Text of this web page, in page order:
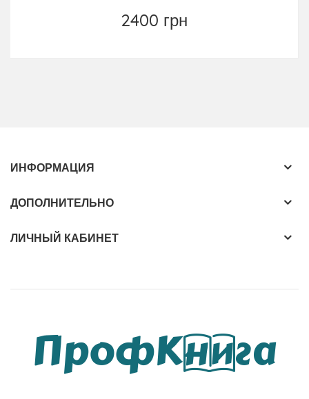
2400 грн
ИНФОРМАЦИЯ
ДОПОЛНИТЕЛЬНО
ЛИЧНЫЙ КАБИНЕТ